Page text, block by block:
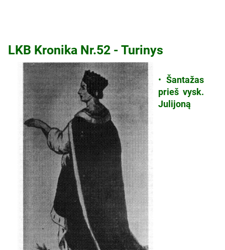
LKB Kronika Nr.52 - Turinys
• Šantažas
prieš vysk.
Julijoną